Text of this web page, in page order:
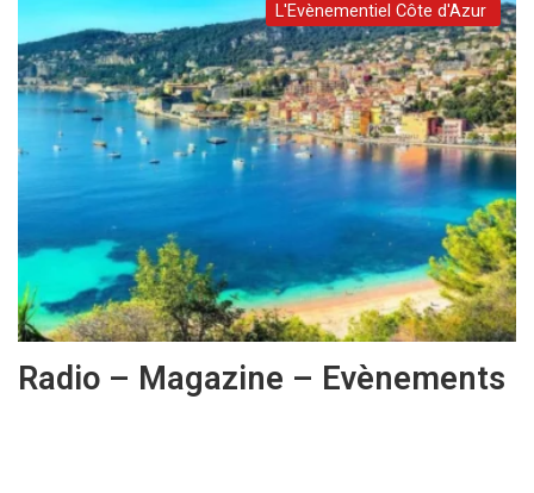
L'Evènementiel Côte d'Azur
Radio – Magazine – Evènements